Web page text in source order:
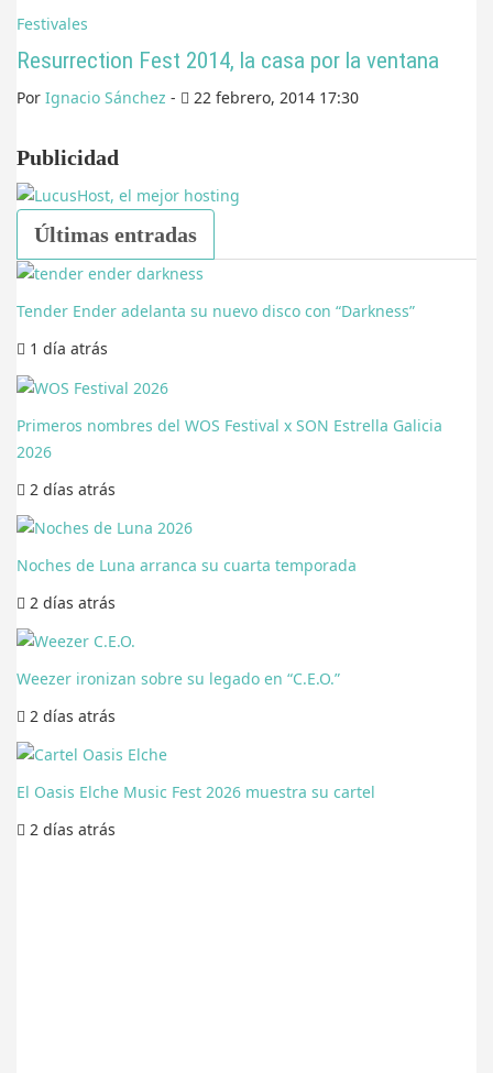
Festivales
Resurrection Fest 2014, la casa por la ventana
Por Ignacio Sánchez - 22 febrero, 2014 17:30
Publicidad
Últimas entradas
Tender Ender adelanta su nuevo disco con “Darkness”
1 día atrás
Primeros nombres del WOS Festival x SON Estrella Galicia
2026
2 días atrás
Noches de Luna arranca su cuarta temporada
2 días atrás
Weezer ironizan sobre su legado en “C.E.O.”
2 días atrás
El Oasis Elche Music Fest 2026 muestra su cartel
2 días atrás